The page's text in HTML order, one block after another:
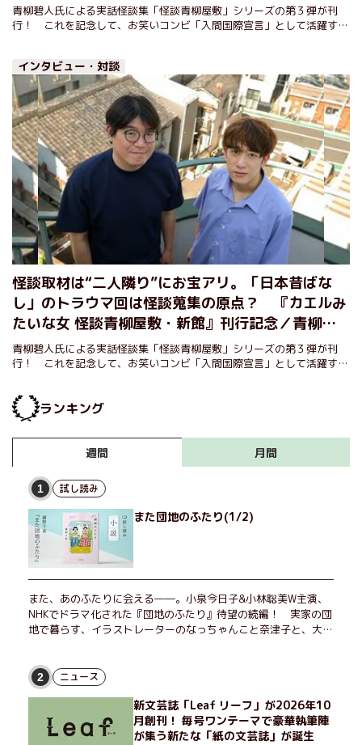
柳碧人・西田どらやき対談【後編】
青柳碧人氏による実話怪談集「怪談青柳屋敷」シリーズの第３弾が刊
行！ これを記念して、お笑いコンビ「入間国際宣言」として活躍する
インタビュー・対談
怪談取材は“二人隣り”にお宝アリ。「日本昔ばな
し」のトラウマ回は怪談蒐集の原点？ 『カエルみ
たいな女 怪談青柳屋敷・新館』刊行記念／青柳碧
人・西田どらやき対談【前編】
青柳碧人氏による実話怪談集「怪談青柳屋敷」シリーズの第３弾が刊
行！ これを記念して、お笑いコンビ「入間国際宣言」として活躍する
ランキング
週間 月間
1 試し読み
また団地のふたり(1/2)
また、あのふたりに会える――。小泉今日子&小林聡美W主演、
NHKでドラマ化された『団地のふたり』待望の続編！ 実家の団
地で暮らす、イラストレーターのなっちゃんこと奈津子と、大学
げたり、部屋でふたりだけの「台湾映画祭」を催したり。50代
独身、幼なじみの変わらぬ友情とささやかな幸せの日々を描く。
2 ニュース
新文芸誌「Leaf リーフ」が2026年10
月創刊！ 毎号ワンテーマで豪華執筆陣
が集う新たな「紙の文芸誌」が誕生